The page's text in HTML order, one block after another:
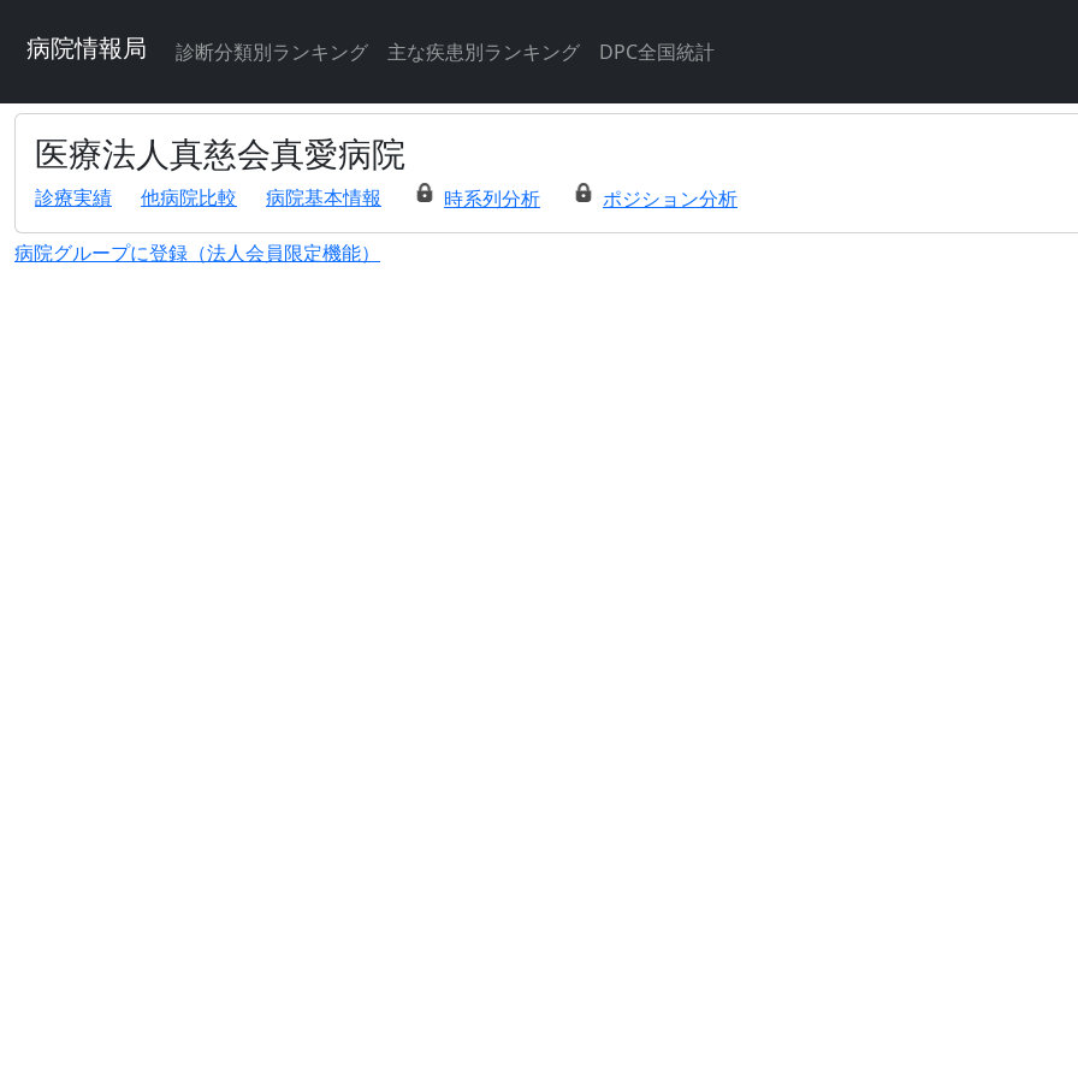
病院情報局 診断分類別ランキング 主な疾患別ランキング DPC全国統計
医療法人真慈会真愛病院
診療実績 他病院比較 病院基本情報 時系列分析 ポジション分析
病院グループに登録（法人会員限定機能）